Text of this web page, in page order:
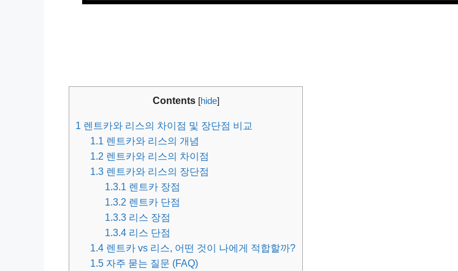
Contents [hide]
1 렌트카와 리스의 차이점 및 장단점 비교
1.1 렌트카와 리스의 개념
1.2 렌트카와 리스의 차이점
1.3 렌트카와 리스의 장단점
1.3.1 렌트카 장점
1.3.2 렌트카 단점
1.3.3 리스 장점
1.3.4 리스 단점
1.4 렌트카 vs 리스, 어떤 것이 나에게 적합할까?
1.5 자주 묻는 질문 (FAQ)